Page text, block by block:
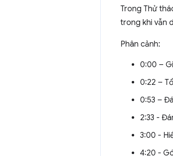
Trong Thử
trong khi vẫn
Phân cảnh:
0:00 –
0:22 –
0:53 –
2:33 -
3:00 -
4:20 -